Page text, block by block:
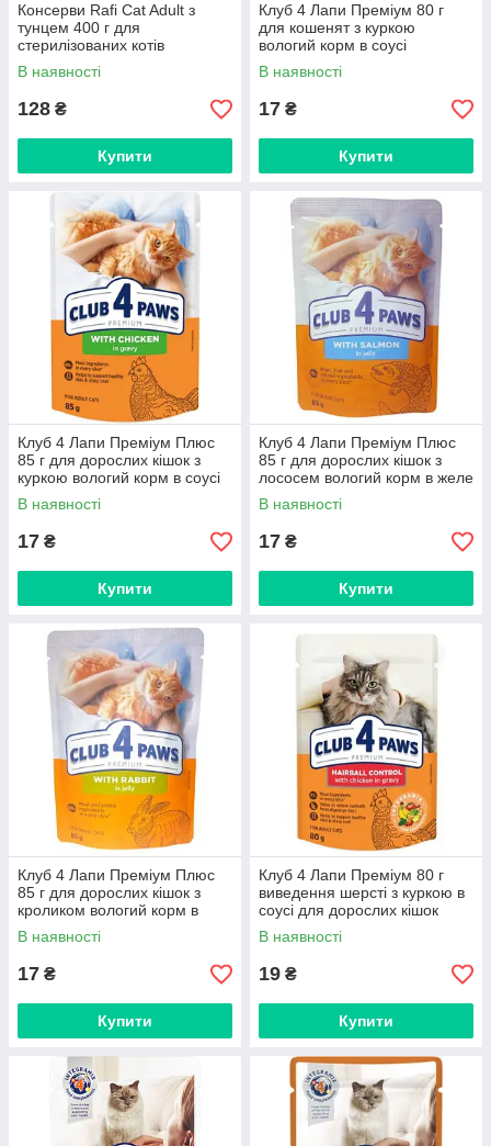
Консерви Rafi Cat Adult з
тунцем 400 г для
стерилізованих котів
В наявності
128 ₴
Купити
Клуб 4 Лапи Преміум 80 г
для кошенят з куркою
вологий корм в соусі
В наявності
17 ₴
Купити
Клуб 4 Лапи Преміум Плюс
85 г для дорослих кішок з
куркою вологий корм в соусі
В наявності
17 ₴
Купити
Клуб 4 Лапи Преміум Плюс
85 г для дорослих кішок з
лососем вологий корм в желе
В наявності
17 ₴
Купити
Клуб 4 Лапи Преміум Плюс
85 г для дорослих кішок з
кроликом вологий корм в
желе
В наявності
17 ₴
Купити
Клуб 4 Лапи Преміум 80 г
виведення шерсті з куркою в
соусі для дорослих кішок
вологий корм
В наявності
19 ₴
Купити